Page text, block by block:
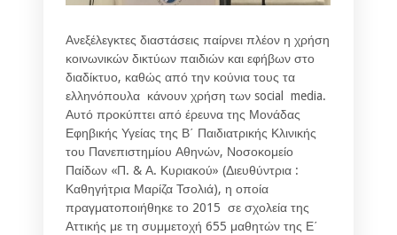
Ανεξέλεγκτες διαστάσεις παίρνει πλέον η χρήση
κοινωνικών δικτύων παιδιών και εφήβων στο
διαδίκτυο, καθώς από την κούνια τους τα
ελληνόπουλα κάνουν χρήση των social media.
Αυτό προκύπτει από έρευνα της Μονάδας
Εφηβικής Υγείας της Β΄ Παιδιατρικής Κλινικής
του Πανεπιστημίου Αθηνών, Νοσοκομείο
Παίδων «Π. & Α. Κυριακού» (Διευθύντρια :
Καθηγήτρια Μαρίζα Τσολιά), η οποία
πραγματοποιήθηκε το 2015 σε σχολεία της
Αττικής με τη συμμετοχή 655 μαθητών της Ε΄